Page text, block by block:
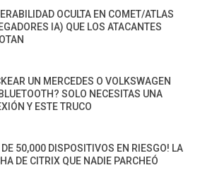
OCULTA EN COMET/ATLAS
IA) QUE LOS ATACANTES
UN MERCEDES O VOLKSWAGEN
SOLO NECESITAS UNA
Y ESTE TRUCO
DE 50,000 DISPOSITIVOS EN RIESGO! LA
DE CITRIX QUE NADIE PARCHEÓ